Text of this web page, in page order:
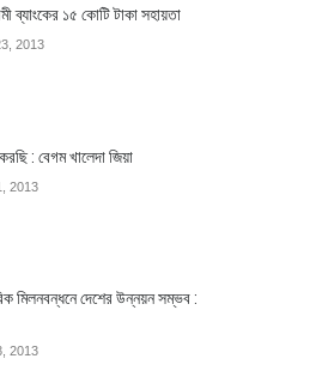
ব্যাংকের ১৫ কোটি টাকা সহায়তা
2013
: বেগম খালেদা জিয়া
2013
মিলনবন্ধনে দেশের উন্নয়ন সম্ভব :
2013